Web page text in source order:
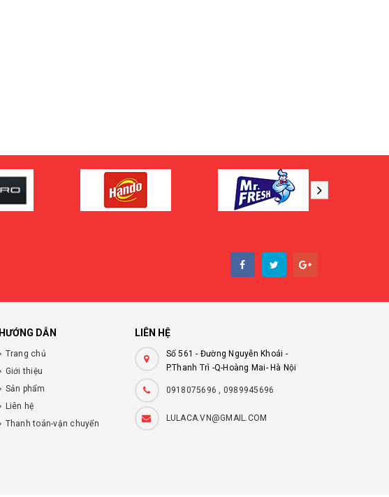
HƯỚNG DẪN
Trang chủ
Giới thiệu
Sản phẩm
Liên hệ
Thanh toán-vận chuyển
LIÊN HỆ
Số 561 - Đường Nguyễn Khoái -
P.Thanh Trì -Q-Hoàng Mai- Hà Nội
0918075696 , 0989945696
LULACA.VN@GMAIL.COM